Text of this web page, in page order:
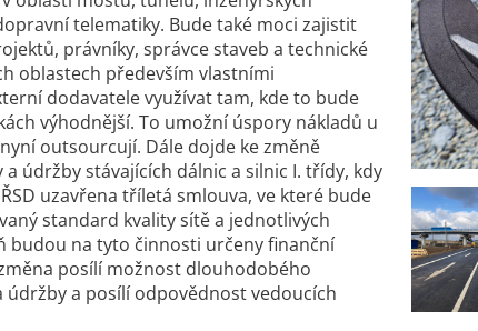
telematiky. Bude také moci zajistit
právníky, správce staveb a technické
oblastech především vlastními
dodavatele využívat tam, kde to bude
výhodnější. To umožní úspory nákladů u
outsourcují. Dále dojde ke změně
údržby stávajících dálnic a silnic I. třídy, kdy
uzavřena tříletá smlouva, ve které bude
standard kvality sítě a jednotlivých
budou na tyto činnosti určeny finanční
posílí možnost dlouhodobého
údržby a posílí odpovědnost vedoucích